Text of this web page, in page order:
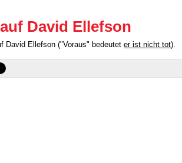
David Ellefson
David Ellefson ("Voraus" bedeutet er ist nicht tot).